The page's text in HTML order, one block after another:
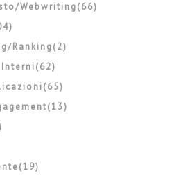
webwriting(66)
ranking(2)